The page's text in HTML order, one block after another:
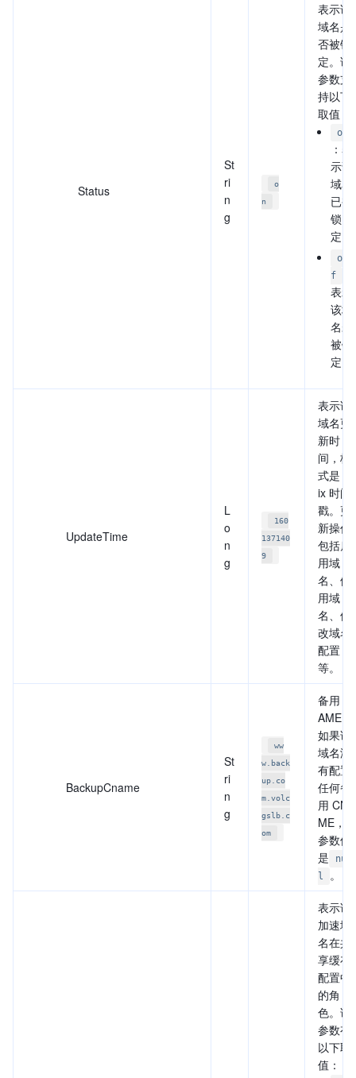
Status
St
ri
n
g
o
n
表示该
域名是
否被锁
定。该
参数支
持以下
取值：
on
：表
示该
域名
已被
锁
定。
of
f
表示
该域
名未
被锁
定。
UpdateTime
L
o
n
g
160
137140
9
表示该
域名更
新时
间，格
式是
ix 时间
戳。更
新操作
包括启
用域
名、停
用域
名、修
改域名
配置
等。
BackupCname
St
ri
n
g
ww
w.back
up.co
m.volc
gslb.c
om
备用
AME。
如果该
域名没
有配置
任何备
用 CNA
ME，该
参数值
是
nul
l
。
表示该
加速域
名在共
享缓存
配置中
的角
色。该
参数有
以下取
值：